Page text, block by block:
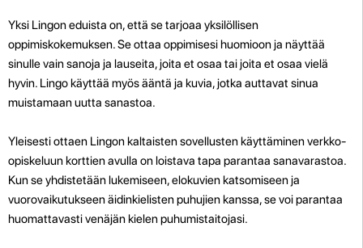
Yksi Lingon eduista on, että se tarjoaa yksilöllisen
oppimiskokemuksen. Se ottaa oppimisesi huomioon ja näyttää
sinulle vain sanoja ja lauseita, joita et osaa tai joita et osaa vielä
hyvin. Lingo käyttää myös ääntä ja kuvia, jotka auttavat sinua
muistamaan uutta sanastoa.
Yleisesti ottaen Lingon kaltaisten sovellusten käyttäminen verkko-
opiskeluun korttien avulla on loistava tapa parantaa sanavarastoa.
Kun se yhdistetään lukemiseen, elokuvien katsomiseen ja
vuorovaikutukseen äidinkielisten puhujien kanssa, se voi parantaa
huomattavasti venäjän kielen puhumistaitojasi.